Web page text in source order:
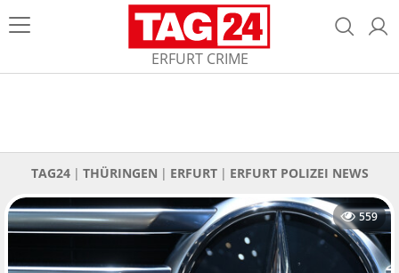
ERFURT CRIME
TAG24 THÜRINGEN ERFURT ERFURT POLIZEI NEWS
559